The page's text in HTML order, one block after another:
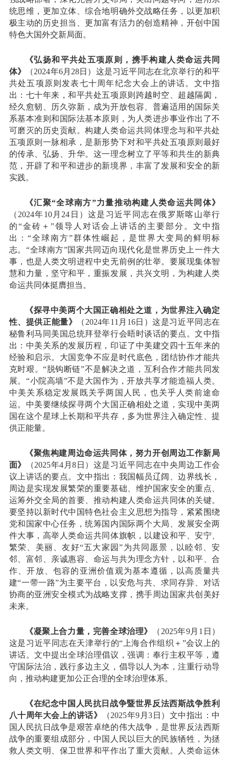
统思维，更加立体、综合地明确外交战略任务，以更加积
极主动的历史担当、更加富有活力的创造精神，开创中国
特色大国外交新局面。
《弘扬和平共处五项原则，携手构建人类命运共同
体》
（2024年6月28日）这是习近平同志在北京举行的和平
共处五项原则发表七十周年纪念大会上的讲话。文中指
出：七十年来，和平共处五项原则跨越时空、超越隔阂，
经久愈韧、历久弥新，成为开放包容、普遍适用的国际关
系基本准则和国际法基本原则，为人类进步事业作出了不
可磨灭的历史贡献。构建人类命运共同体理念与和平共处
五项原则一脉相承，是新形势下对和平共处五项原则最好
的传承、弘扬、升华。这一理念树立了平等和共生的新典
范，开辟了和平和进步的新境界，丰富了发展和安全的新
实践。
《汇聚“全球南方”力量推动构建人类命运共同体》
（2024年10月24日）这是习近平同志在俄罗斯喀山举行
的“金砖＋”领导人对话会上讲话的主要部分。文中指
出：“全球南方”群体性崛起，是世界大变局的鲜明标
志。“全球南方”国家共同迈向现代化是世界历史上一件大
事，也是人类文明进程中史无前例的壮举。要展现集体智
慧和力量，坚守和平，重振发展，共兴文明，为构建人类
命运共同体挺膺担当。
《探寻中美两个大国正确相处之道，为世界注入确定
性、提供正能量》
（2024年11月16日）这是习近平同志在
秘鲁利马同美国总统拜登举行会晤时谈话的要点。文中指
出：中美关系的发展历程，印证了中美建交四十五年来的
经验和启示。大国竞争不应是时代底色，团结协作才能共
克时艰。“脱钩断链”不是解决之道，互利合作才能共同发
展。“小院高墙”不是大国作为，开放共享才能造福人类。
中美关系稳定发展既关乎两国人民，也关乎人类前途命
运。中美要继续探寻两个大国正确相处之道，实现中美两
国在这个星球上长期和平共存，多为世界注入确定性、提
供正能量。
《聚焦构建周边命运共同体，努力开创周边工作新局
面》
（2025年4月8日）这是习近平同志在中央周边工作会
议上讲话的要点。文中指出：我国幅员辽阔、边界线长，
周边是实现发展繁荣的重要基础、维护国家安全的重点、
运筹外交全局的首要、推动构建人类命运共同体的关键。
要坚持以新时代中国特色社会主义思想为指导，紧紧围绕
党和国家中心任务，统筹国内国际两个大局、发展安全两
件大事，高举人类命运共同体旗帜，以建设和平、安宁、
繁荣、美丽、友好“五大家园”为共同愿景，以睦邻、安
邻、富邻、亲诚惠容、命运与共为理念方针，以和平、合
作、开放、包容的亚洲价值观为基本遵循，以高质量共
建“一带一路”为主要平台，以安危与共、求同存异、对话
协商的亚洲安全模式为战略支撑，携手周边国家共创美好
未来。
《凝聚上合力量，完善全球治理》
（2025年9月1日）
这是习近平同志在天津举行的“上海合作组织＋”会议上的
讲话。文中提出全球治理倡议，强调：奉行主权平等，遵
守国际法治，践行多边主义，倡导以人为本，注重行动导
向，推动构建更加公正合理的全球治理体系。
《在纪念中国人民抗日战争暨世界反法西斯战争胜利
八十周年大会上的讲话》
（2025年9月3日）文中指出：中
国人民抗日战争是艰苦卓绝的伟大战争，是世界反法西斯
战争的重要组成部分，中国人民以巨大的民族牺牲，为拯
救人类文明、保卫世界和平作出了重大贡献。人类命运休